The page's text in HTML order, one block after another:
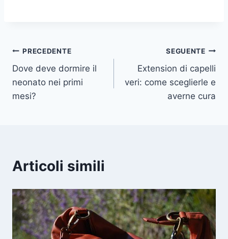
Navigazione
articoli
PRECEDENTE
Dove deve dormire il
neonato nei primi
mesi?
SEGUENTE
Extension di capelli
veri: come sceglierle e
averne cura
Articoli simili